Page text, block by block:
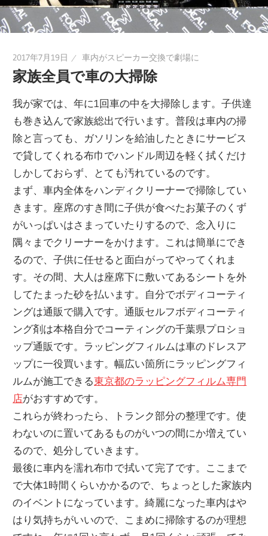
2017年7月19日 車内がスピーカー交換で劇場に
家族全員で車の大掃除
我が家では、年に1回車の中を大掃除します。子供達
も巻き込んで家族総出で行います。普段は車内の掃
除と言っても、ガソリンを給油したときにサービス
で貸してくれる布巾でハンドル周辺を軽く拭くだけ
しかしておらず、とても汚れているのです。
まず、車内全体をハンディクリーナーで掃除してい
きます。座席のすき間に子供が食べたお菓子のくず
がいっぱいはさまっていたりするので、念入りに
隅々までクリーナーをかけます。これは簡単にでき
るので、子供に任せると面白がってやってくれま
す。その間、大人は座席下に敷いてあるシートを外
してたまった砂を払います。自分でボディコーティ
ングは通販で購入です。通販セルフボディコーティ
ング剤は本格自分でコーティングの千葉県プロショ
ップ通販です。ラッピングフィルムは車のドレスア
ップに一役買います。幅広い箇所にラッピングフィ
ルムが施工できる東京都のラッピングフィルム専門
店がおすすめです。
これらが終わったら、トランク部分の整理です。使
わないのに置いてあるものがいつの間にか増えてい
るので、処分していきます。
最後に車内を濡れ布巾で拭いて完了です。ここまで
で大体1時間くらいかかるので、ちょっとした家族内
のイベントになっています。綺麗になった車内はや
はり気持ちがいいので、こまめに掃除するのが理想